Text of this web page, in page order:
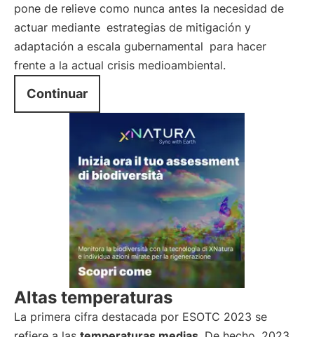
pone de relieve como nunca antes la necesidad de
actuar mediante estrategias de mitigación y
adaptación a escala gubernamental para hacer
frente a la actual crisis medioambiental.
Continuar
Altas temperaturas
La primera cifra destacada por ESOTC 2023 se